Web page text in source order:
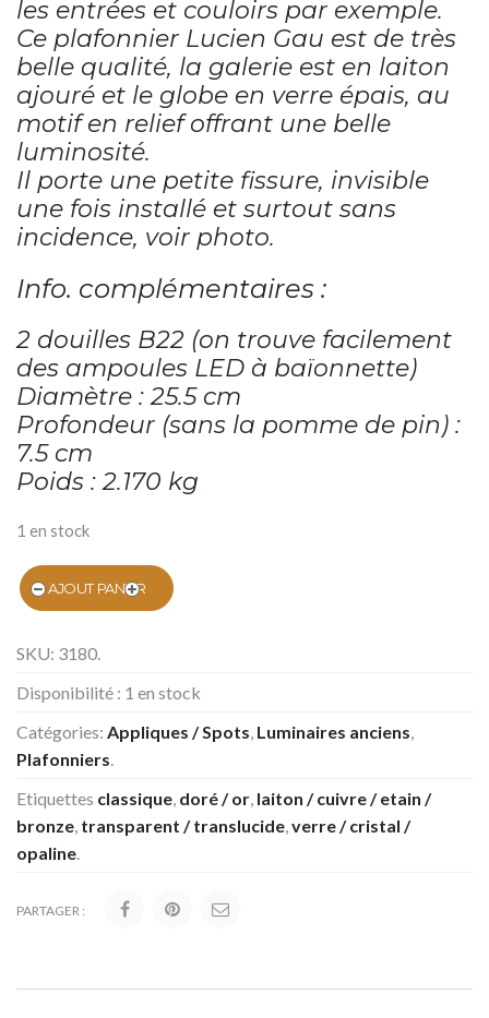
les entrées et couloirs par exemple.
Ce plafonnier Lucien Gau est de très
belle qualité, la galerie est en laiton
ajouré et le globe en verre épais, au
motif en relief offrant une belle
luminosité.
Il porte une petite fissure, invisible
une fois installé et surtout sans
incidence, voir photo.
Info. complémentaires :
2 douilles B22 (on trouve facilement
des ampoules LED à baïonnette)
Diamètre : 25.5 cm
Profondeur (sans la pomme de pin) :
7.5 cm
Poids : 2.170 kg
1 en stock
AJOUT PANIER
SKU: 3180.
Disponibilité : 1 en stock
Catégories: Appliques / Spots, Luminaires anciens,
Plafonniers.
Etiquettes classique, doré / or, laiton / cuivre / etain /
bronze, transparent / translucide,verre / cristal /
opaline.
PARTAGER :